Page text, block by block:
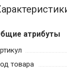
атрибуты
товара